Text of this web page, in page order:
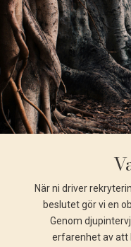
När ni driver
beslutet gör vi en
Genom
erfarenhet av att